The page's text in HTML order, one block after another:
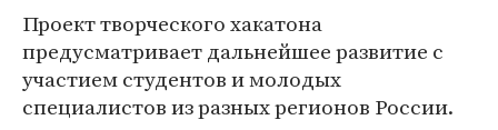
Проект творческого хакатона
предусматривает дальнейшее развитие с
участием студентов и молодых
специалистов из разных регионов России.